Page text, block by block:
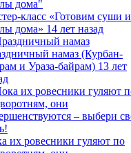
класс «Готовим суши и
дома» 14 лет назад
намаз (Курбан-
и Ураза-байрам) 13 лет
их ровесники гуляют по